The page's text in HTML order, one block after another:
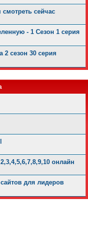
смотреть сейчас
- 1 Сезон 1 серия
2 сезон 30 серия
онлайн
для лидеров